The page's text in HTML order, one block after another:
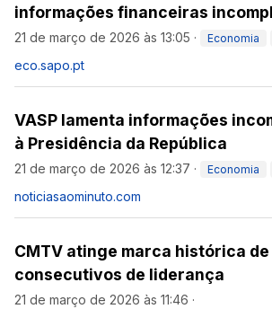
informações financeiras
21 de março de 2026 às 13:05 · Economia
eco.sapo.pt
VASP lamenta informações
à Presidência da República
21 de março de 2026 às 12:37 · Economia
noticiasaominuto.com
CMTV atinge marca histórica de
consecutivos de liderança
21 de março de 2026 às 11:46 ·